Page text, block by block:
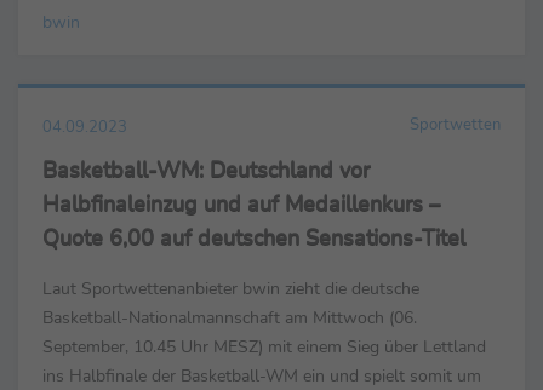
bwin
04.09.2023 Sportwetten
Basketball-WM: Deutschland vor
Halbfinaleinzug und auf Medaillenkurs –
Quote 6,00 auf deutschen Sensations-Titel
Laut Sportwettenanbieter bwin zieht die deutsche
Basketball-Nationalmannschaft am Mittwoch (06.
September, 10.45 Uhr MESZ) mit einem Sieg über Lettland
ins Halbfinale der Basketball-WM ein und spielt somit um